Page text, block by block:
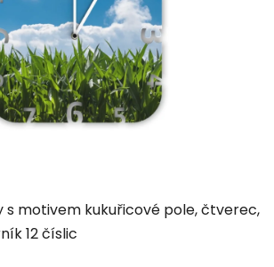
s motivem kukuřicové pole, čtverec,
12 číslic